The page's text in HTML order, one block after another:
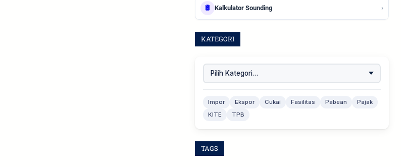
🛢️ Kalkulator Sounding ›
KATEGORI
Impor Ekspor Cukai Fasilitas Pabean
Pajak
KITE
TPB
TAGS